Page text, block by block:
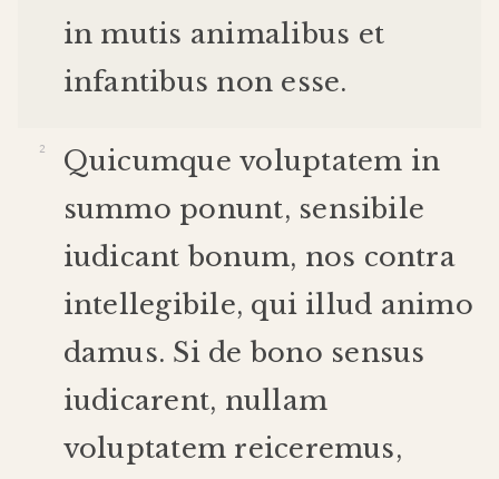
in mutis animalibus et
infantibus non esse.
Quicumque voluptatem in
summo ponunt, sensibile
iudicant bonum, nos contra
intellegibile, qui illud animo
damus. Si de bono sensus
iudicarent, nullam
voluptatem reiceremus,